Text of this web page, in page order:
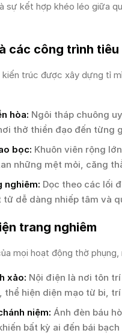
sự kết hợp khéo léo giữa
các công trình tiêu
trúc được xây dựng tỉ
hòa: Ngôi tháp chuông
thở thiền đạo đến từng
bọc: Khuôn viên rộng
những mệt mỏi, căng
nghiêm: Dọc theo các lối
dễ dàng nhiếp tâm và
trang nghiêm
mọi hoạt động thờ
xảo: Nội điện là nơi tôn
thể hiện diện mạo từ bi,
niệm: Ánh đèn báu
bất kỳ ai đến bái